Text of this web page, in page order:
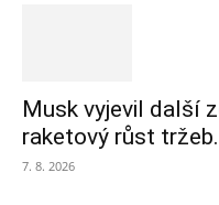
Musk vyjevil další
raketový růst
7. 8. 2026